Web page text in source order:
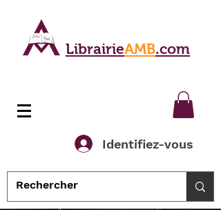
LibrairieAMB.com
Identifiez-vous